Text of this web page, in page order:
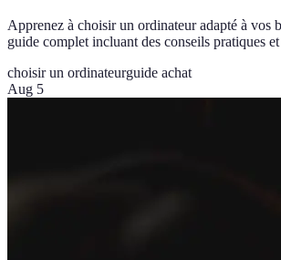
Apprenez à choisir un ordinateur adapté à vos
guide complet incluant des conseils pratiques
choisir un ordinateurguide achat
Aug 5